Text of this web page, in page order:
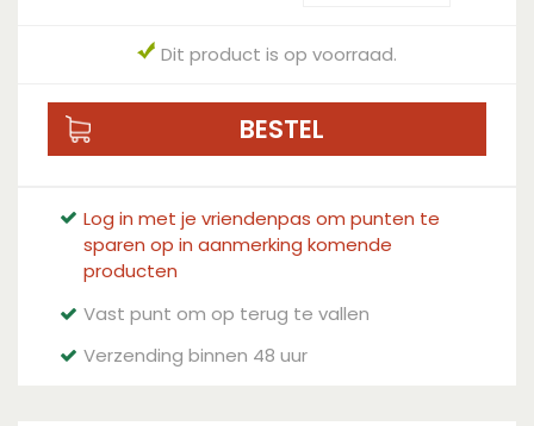
Dit product is op voorraad.
Log in met je vriendenpas om punten te
sparen op in aanmerking komende
producten
Vast punt om op terug te vallen
Verzending binnen 48 uur